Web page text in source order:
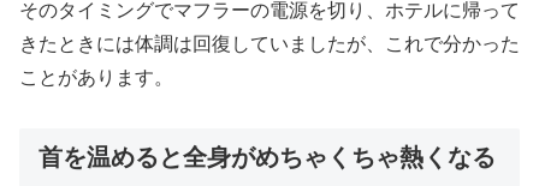
そのタイミングでマフラーの電源を切り、ホテルに帰って
きたときには体調は回復していましたが、これで分かった
ことがあります。
首を温めると全身がめちゃくちゃ熱くなる